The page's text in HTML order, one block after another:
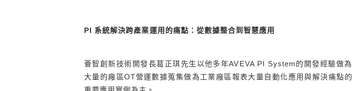
PI 系統解決跨產業運用的痛點：從數據整合到智慧應用
薈智創新技術開發長葛正琪先生以他多年AVEVA PI System的開發經驗做
大量的廠區OT營運數據蒐集做為工業廠區報表大量自動化應用與解決痛點